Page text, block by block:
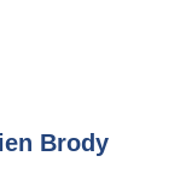
Brody